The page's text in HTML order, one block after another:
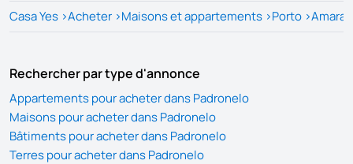
Casa Yes >Acheter >Maisons et appartements >Porto >
Rechercher par type d'annonce
Appartements pour acheter dans Padronelo
Maisons pour acheter dans Padronelo
Bâtiments pour acheter dans Padronelo
Terres pour acheter dans Padronelo